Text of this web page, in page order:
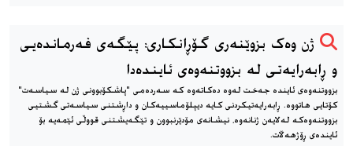
ژن وەک بزوێنەری گۆڕانکاری: پێگەی فەرماندەیی
و ڕابەرایەتی لە بزووتنەوەی ئایندەدا
بزووتنەوەی ئایندە جەخت لەوە دەکاتەوە کە سەردەمی "پاشکۆبوونی ژن لە سیاسەت"
کۆتایی هاتووە. ڕابەرایەتیکردنی کایە دیپلۆماسییەکان و داڕشتنی سیاسەتی گشتیی
بزووتنەوەکە لەلایەن ژنانەوە، نیشانەی مۆدێرنبوون و تێگەیشتنی قووڵی ئێمەیە بۆ
ئایندەی ڕۆژهەڵات.